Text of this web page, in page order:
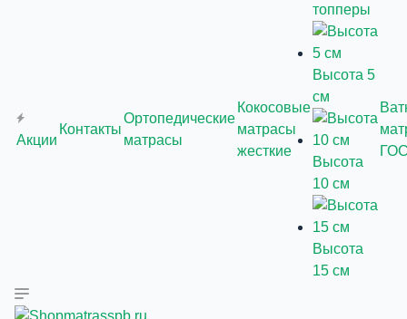
Акции
Контакты
Ортопедические
матрасы
Кокосовые
матрасы
жесткие
топперы
Высота 5
см
Высота
10 см
Высота
15 см